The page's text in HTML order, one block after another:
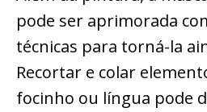
pode ser aprimorada
técnicas para torná-la
Recortar e colar
focinho ou língua pode